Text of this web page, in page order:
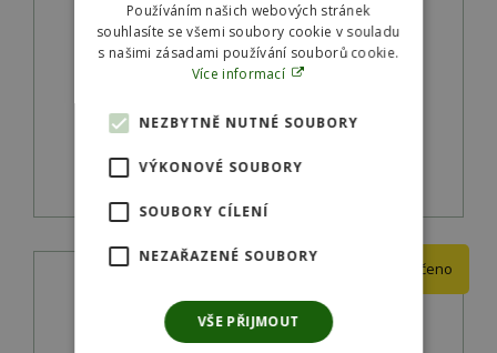
Skladem
SKU:50451
9 028Kč
Detail produktu
Doporučeno
Používáním našich webových stránek
souhlasíte se všemi soubory cookie v souladu
s našimi zásadami používání souborů cookie.
Více informací
NEZBYTNĚ NUTNÉ SOUBORY
VÝKONOVÉ SOUBORY
SOUBORY CÍLENÍ
NEZAŘAZENÉ SOUBORY
VŠE PŘIJMOUT